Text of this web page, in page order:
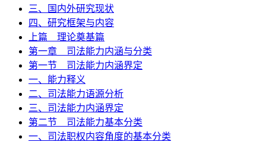
三、国内外研究现状
四、研究框架与内容
上篇 理论奠基篇
第一章 司法能力内涵与分类
第一节 司法能力内涵界定
一、能力释义
二、司法能力语源分析
三、司法能力内涵界定
第二节 司法能力基本分类
一、司法职权内容角度的基本分类